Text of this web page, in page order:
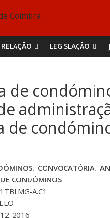
LEGISLAÇÃO
de
de
CONVOCATÓRIA.
CONDÓMINOS
A.C1
2016